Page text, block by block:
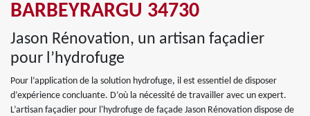
BARBEYRARGU 34730
Jason Rénovation, un artisan façadier
pour l’hydrofuge
Pour l’application de la solution hydrofuge, il est essentiel de disposer
d’expérience concluante. D’où la nécessité de travailler avec un expert.
L’artisan façadier pour l'hydrofuge de façade Jason Rénovation dispose de